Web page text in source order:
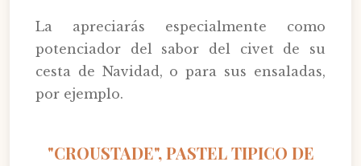
La apreciarás especialmente como
potenciador del sabor del civet de su
cesta de Navidad, o para sus ensaladas,
por ejemplo.
"CROUSTADE", PASTEL TIPICO DE